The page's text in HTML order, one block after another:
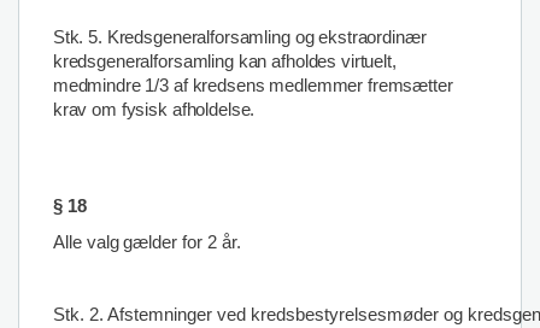
Stk. 5. Kredsgeneralforsamling og ekstraordinær
kredsgeneralforsamling kan afholdes virtuelt,
medmindre 1/3 af kredsens medlemmer fremsætter
krav om fysisk afholdelse.
§ 18
Alle valg gælder for 2 år.
Stk. 2. Afstemninger ved kredsbestyrelsesmøder og